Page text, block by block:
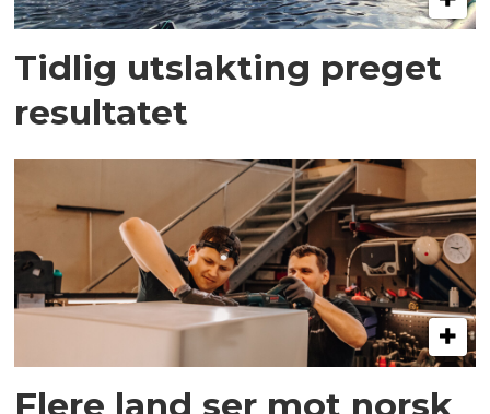
Tidlig utslakting preget
resultatet
Flere land ser mot norsk